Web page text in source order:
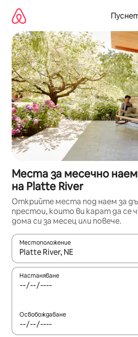
съдържанието
Места за месечно
на Platte River
Открийте места под наем за
престои, които ви карат да се
дома си за месец или повече.
Местоположение
Когато резултатите се покажат,
Настаняване
Освобождаване